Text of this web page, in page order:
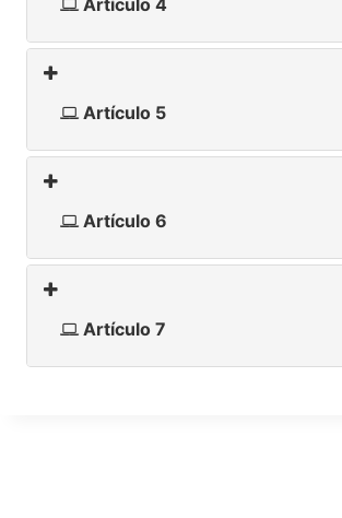
Artículo 5
Artículo 6
Artículo 7